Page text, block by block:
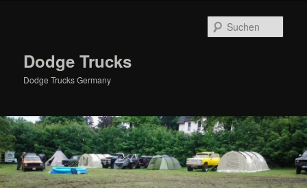
Dodge Trucks
Dodge Trucks Germany